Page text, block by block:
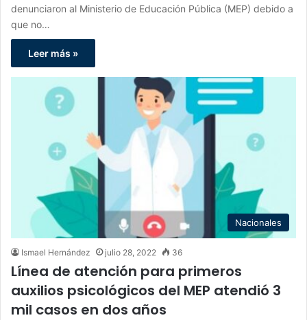
denunciaron al Ministerio de Educación Pública (MEP) debido a
que no…
Leer más »
Nacionales
Ismael Hernández julio 28, 2022 36
Línea de atención para primeros
auxilios psicológicos del MEP atendió 3
mil casos en dos años